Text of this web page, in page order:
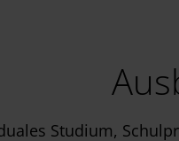
Studium,